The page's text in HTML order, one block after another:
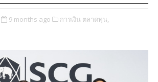
9 months ago การเงิน ตลาดทุน,